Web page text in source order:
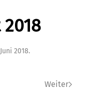
2018.
Weiter